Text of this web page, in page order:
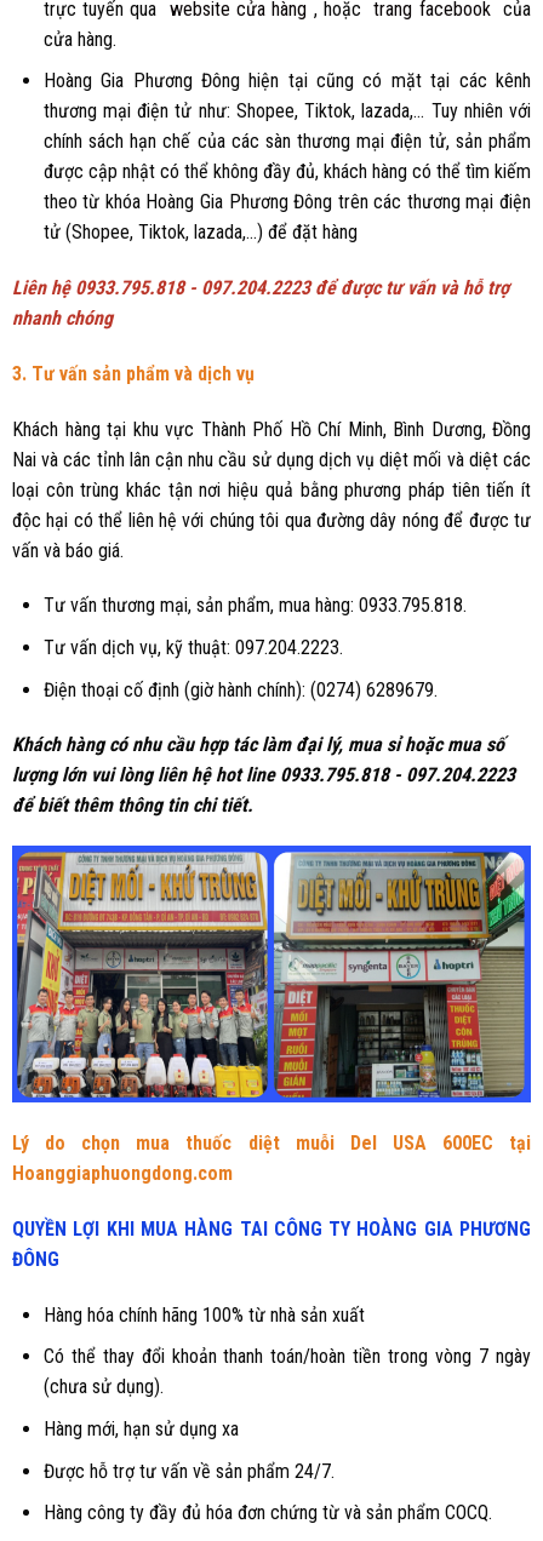
trực tuyến qua website cửa hàng , hoặctrang facebookcủa
cửa hàng.
Hoàng Gia Phương Đông hiện tại cũng có mặt tại các kênh
thương mại điện tử như: Shopee, Tiktok, lazada,... Tuy nhiên với
chính sách hạn chế của các sàn thương mại điện tử, sản phẩm
được cập nhật có thể không đầy đủ, khách hàng có thể tìm kiếm
theo từ khóa Hoàng Gia Phương Đông trên các thương mại điện
tử (Shopee, Tiktok, lazada,...) để đặt hàng
Liên hệ 0933.795.818 - 097.204.2223 để được tư vấn và hỗ trợ
nhanh chóng
3. Tư vấn sản phẩm và dịch vụ
Khách hàng tại khu vực Thành Phố Hồ Chí Minh, Bình Dương, Đồng
Nai và các tỉnh lân cận nhu cầu sử dụng dịch vụ diệt mối và diệt các
loại côn trùng khác tận nơi hiệu quả bằng phương pháp tiên tiến ít
độc hại có thể liên hệ với chúng tôi qua đường dây nóng để được tư
vấn và báo giá.
Tư vấn thương mại, sản phẩm, mua hàng: 0933.795.818.
Tư vấn dịch vụ, kỹ thuật: 097.204.2223.
Điện thoại cố định (giờ hành chính): (0274) 6289679.
Khách hàng có nhu cầu hợp tác làm đại lý, mua sỉ hoặc mua số
lượng lớn vui lòng liên hệ hot line 0933.795.818 - 097.204.2223
để biết thêm thông tin chi tiết.
Lý do chọn mua thuốc diệt muỗi Del USA 600EC tại
Hoanggiaphuongdong.com
QUYỀN LỢI KHI MUA HÀNG TAI CÔNG TY HOÀNG GIA PHƯƠNG
ĐÔNG
Hàng hóa chính hãng 100% từ nhà sản xuất
Có thể thay đổi khoản thanh toán/hoàn tiền trong vòng 7 ngày
(chưa sử dụng).
Hàng mới, hạn sử dụng xa
Được hỗ trợ tư vấn về sản phẩm 24/7.
Hàng công ty đầy đủ hóa đơn chứng từ và sản phẩm COCQ.